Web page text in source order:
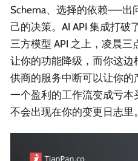
Schema、选择的依赖——出
己的决策。AI API 集成打破
三方模型 API 之上，凌晨
让你的功能降级，而你这
供商的服务中断可以让你
一个盈利的工作流变成亏
不会出现在你的变更日志里。